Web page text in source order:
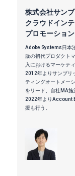
株式会社サン
クラウドイン
プロモーショ
Adobe Systems日本
版の初代プロダクト
入におけるマーケテ
2012年よりサンブリ
ティングオートメー
をリード、自社MA施
2022年よりAccount
援も行う。